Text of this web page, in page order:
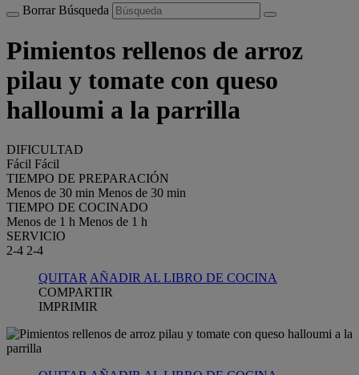
Borrar Búsqueda
Pimientos rellenos de arroz
pilau y tomate con queso
halloumi a la parrilla
DIFICULTAD
Fácil Fácil
TIEMPO DE PREPARACIÓN
Menos de 30 min Menos de 30 min
TIEMPO DE COCINADO
Menos de 1 h Menos de 1 h
SERVICIO
2-4 2-4
QUITAR AÑADIR AL LIBRO DE COCINA
COMPARTIR
IMPRIMIR